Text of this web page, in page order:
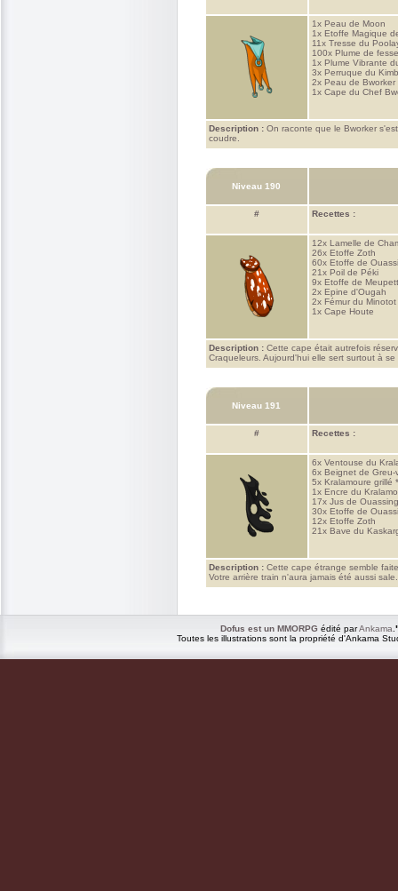
1x Peau de Moon
1x Etoffe Magique
11x Tresse du
100x Plume de
1x Plume Vibrante
3x Perruque du
2x Peau de Bworker
1x Cape du Chef
Description : On raconte que le Bworker
coudre.
Niveau 190
# Recettes :
12x Lamelle de
26x Etoffe Zoth
60x Etoffe de
21x Poil de Péki
9x Etoffe de
2x Epine d'Ougah
2x Fémur du Minotot
1x Cape Houte
Description : Cette cape était autrefois
Craqueleurs. Aujourd'hui elle sert surtout à
Niveau 191
# Recettes :
6x Ventouse du
6x Beignet de Greu-
5x Kralamoure grillé
1x Encre du
17x Jus de
30x Etoffe de
12x Etoffe Zoth
21x Bave du
Description : Cette cape étrange semble
Votre arrière train n'aura jamais été aussi sale.
Dofus est un MMORPG édité parAnkama .
Toutes les illustrations sont la propriété d'Ankama